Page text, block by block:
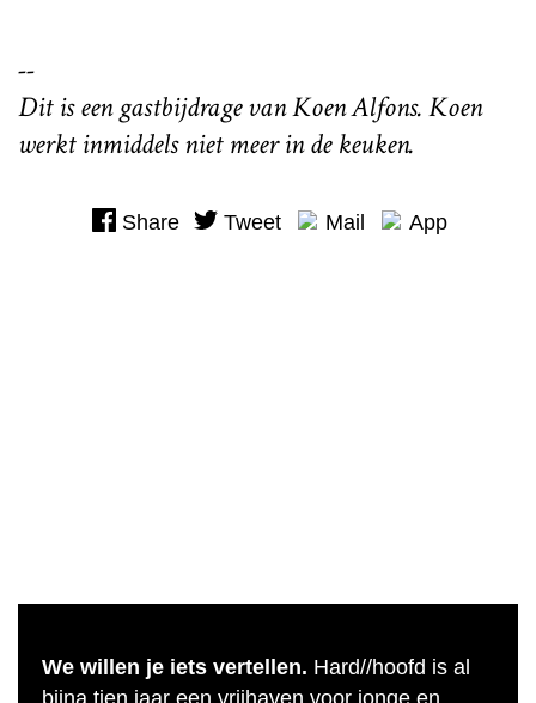
--
Dit is een gastbijdrage van Koen Alfons. Koen
werkt inmiddels niet meer in de keuken.
Share Tweet Mail App
We willen je iets vertellen. Hard//hoofd is al
bijna tien jaar een vrijhaven voor jonge en